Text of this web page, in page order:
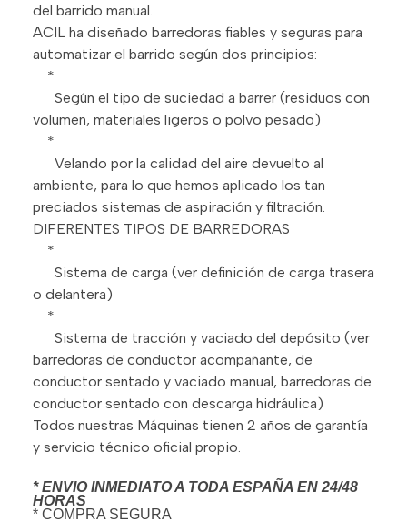
del barrido manual.
ACIL ha diseñado barredoras fiables y seguras para
automatizar el barrido según dos principios:
*
Según el tipo de suciedad a barrer (residuos con
volumen, materiales ligeros o polvo pesado)
*
Velando por la calidad del aire devuelto al
ambiente, para lo que hemos aplicado los tan
preciados sistemas de aspiración y filtración.
DIFERENTES TIPOS DE BARREDORAS
*
Sistema de carga (ver definición de carga trasera
o delantera)
*
Sistema de tracción y vaciado del depósito (ver
barredoras de conductor acompañante, de
conductor sentado y vaciado manual, barredoras de
conductor sentado con descarga hidráulica)
Todos nuestras Máquinas tienen 2 años de garantía
y servicio técnico oficial propio.
* ENVIO INMEDIATO A TODA ESPAÑA EN 24/48
HORAS
* COMPRA SEGURA